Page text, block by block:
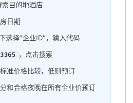
索目的地酒店
日期
选择"企业ID"，输入代码
，点击搜索
准价格比较，低则预订
和合格夜晚在所有企业价预订